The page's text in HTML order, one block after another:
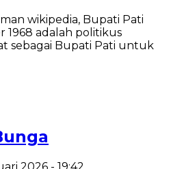
wikipedia, Bupati Pati
1968 adalah politikus
sebagai Bupati Pati untuk